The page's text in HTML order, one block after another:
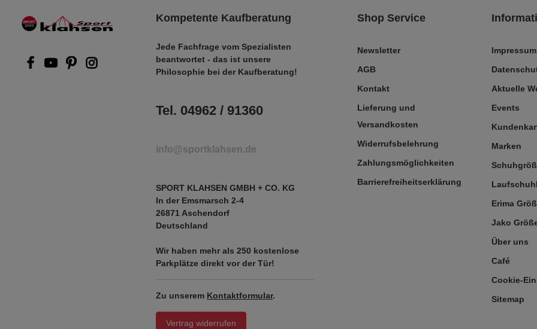
Kompetente Kaufberatung
Jede Fachfrage vom Spezialisten
beantwortet - das ist unsere
Philosophie bei der Kaufberatung!
Tel. 04962 / 91360
info@sportklahsen.de
SPORT KLAHSEN GMBH + CO. KG
In der Emsmarsch 2-4
26871 Aschendorf
Deutschland
Wir haben mehr als 250 kostenlose
Parkplätze direkt vor der Tür!
Zu unserem Kontaktformular.
Vertrag widerrufen
Shop Service
Newsletter
AGB
Kontakt
Lieferung und
Versandkosten
Widerrufsbelehrung
Zahlungsmöglichkeiten
Barrierefreiheitserklärung
Impressum
Aktuelle
Events
Marken
Erima
Jako
Über uns
Café
Cookie-
Sitemap